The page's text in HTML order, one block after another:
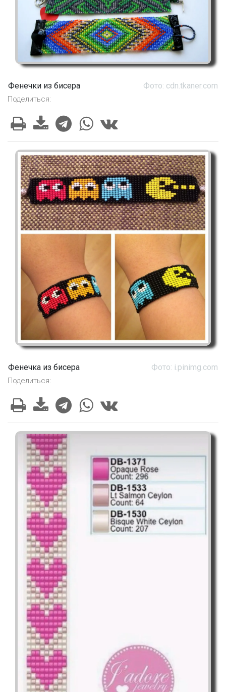
Фенечки из бисера Фото: cdn.tkaner.com
Поделиться:
Фенечка из бисера Фото: i.pinimg.com
Поделиться: